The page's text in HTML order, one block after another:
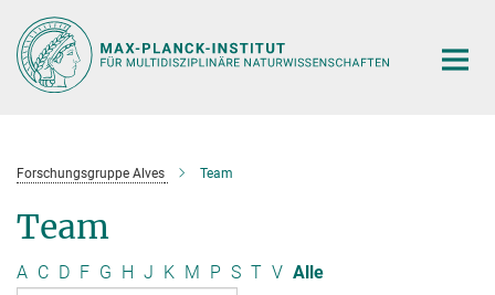
Hauptinhalt
Forschungsgruppe Alves Team
Team
A C D F G H J K M P S T V Alle